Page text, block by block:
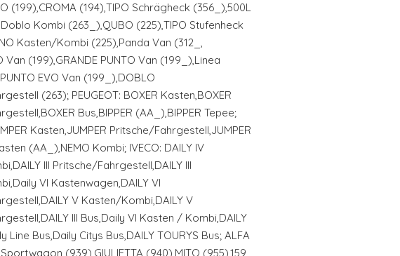
(199),CROMA (194),TIPO Schrägheck (356_),500L
Kombi (263_),QUBO (225),TIPO Stufenheck
Kasten/Kombi (225),Panda Van (312_,
Van (199),GRANDE PUNTO Van (199_),Linea
EVO Van (199_),DOBLO
(263); PEUGEOT: BOXER Kasten,BOXER
Bus,BIPPER (AA_),BIPPER Tepee;
Kasten,JUMPER Pritsche/Fahrgestell,JUMPER
(AA_),NEMO Kombi; IVECO: DAILY IV
III Pritsche/Fahrgestell,DAILY III
VI Kastenwagen,DAILY VI
V Kasten/Kombi,DAILY V
III Bus,Daily VI Kasten / Kombi,DAILY
Line Bus,Daily Citys Bus,DAILY TOURYS Bus; ALFA
Sportwagon (939),GIULIETTA (940),MITO (955),159